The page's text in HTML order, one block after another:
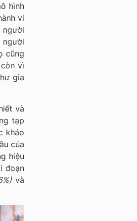
hình
vi
người
cũng
vì
gia
và
tạp
khảo
của
hiệu
đoạn
và